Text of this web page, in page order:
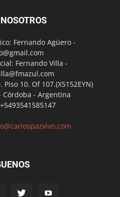
Fernando Agüero -
Fernando Villa -
10. Of 107.(X5152EYN)
Córdoba - Argentina